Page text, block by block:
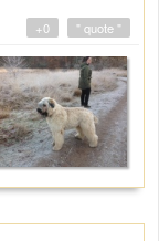
" quote "
+0